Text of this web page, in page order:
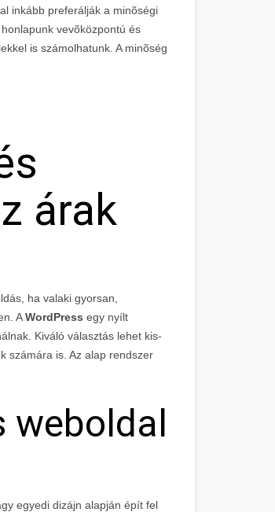
inkább preferálják a minõségi
vevõközpontú és
is számolhatunk. A minõség
árak
ha valaki gyorsan,
AWordPress egy nyílt
Kiváló választás lehet kis-
számára is. Az alap rendszer
weboldal
egyedi dizájn alapján épít fel